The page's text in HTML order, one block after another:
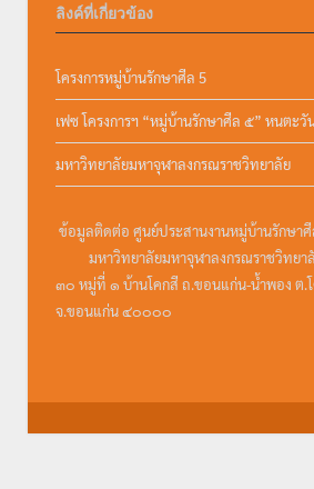
ลิงค์ที่เกี่ยวข้อง
โครงการหมู่บ้านรักษาศีล 5
เฟซ โครงการฯ “หมู่บ้านรักษาศีล ๕” หนตะวั
มหาวิทยาลัยมหาจุฬาลงกรณราชวิทยาลัย
ข้อมูลติดต่อ ศูนย์ประสานงานหมู่บ้านรักษา
มหาวิทยาลัยมหาจุฬาลงกรณราชวิทยา
๓๐ หมู่ที่ ๑ บ้านโคกสี ถ.ขอนแก่น-น้ำพอง ต.โ
จ.ขอนแก่น ๔๐๐๐๐